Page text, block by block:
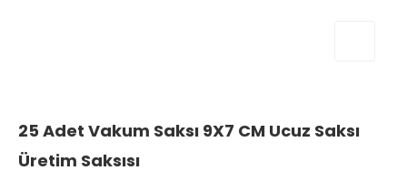
25 Adet Vakum Saksı 9X7 CM Ucuz Saksı
Üretim Saksısı